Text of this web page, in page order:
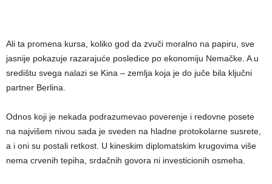
Ali ta promena kursa, koliko god da zvuči moralno na papiru, sve
jasnije pokazuje razarajuće posledice po ekonomiju Nemačke. A u
središtu svega nalazi se Kina – zemlja koja je do juče bila ključni
partner Berlina.
Odnos koji je nekada podrazumevao poverenje i redovne posete
na najvišem nivou sada je sveden na hladne protokolarne susrete,
a i oni su postali retkost. U kineskim diplomatskim krugovima više
nema crvenih tepiha, srdačnih govora ni investicionih osmeha.